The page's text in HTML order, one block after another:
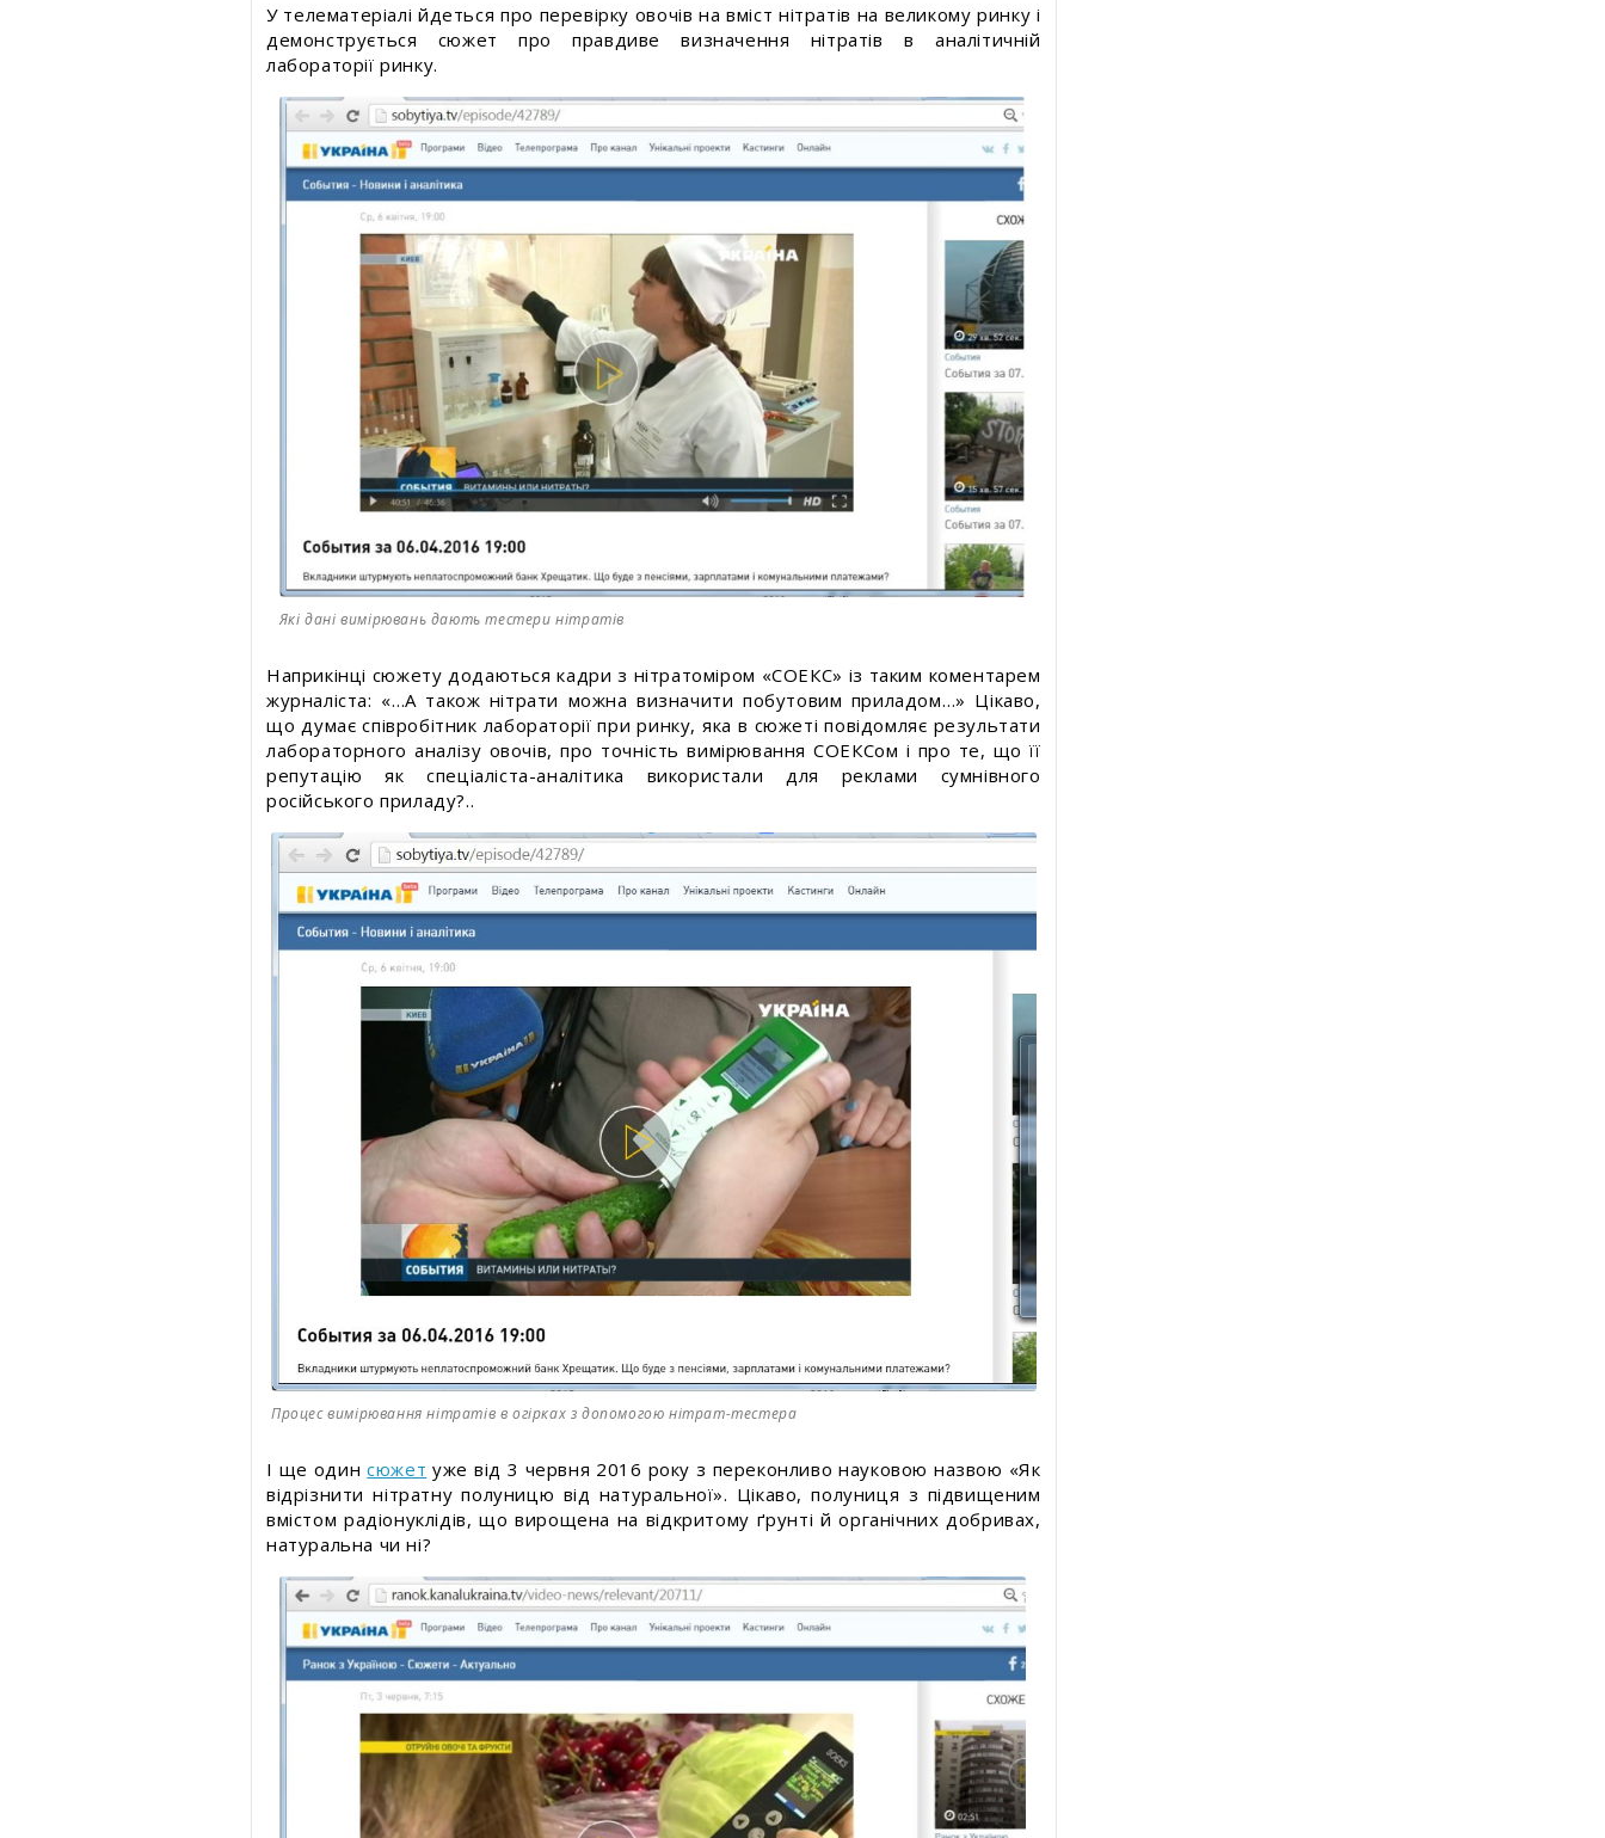
У телематеріалі йдеться про перевірку овочів на вміст нітратів на великому ринку і
демонструється сюжет про правдиве визначення нітратів в аналітичній
лабораторії ринку.
Які дані вимірювань дають тестери нітратів
Наприкінці сюжету додаються кадри з нітратоміром «СОЕКС» із таким коментарем
журналіста: «…А також нітрати можна визначити побутовим приладом…» Цікаво,
що думає співробітник лабораторії при ринку, яка в сюжеті повідомляє результати
лабораторного аналізу овочів, про точність вимірювання СОЕКСом і про те, що її
репутацію як спеціаліста-аналітика використали для реклами сумнівного
російського приладу?..
Процес вимірювання нітратів в огірках з допомогою нітрат-тестера
І ще одинсюжет уже від 3 червня 2016 року з переконливо науковою назвою «Як
відрізнити нітратну полуницю від натуральної». Цікаво, полуниця з підвищеним
вмістом радіонуклідів, що вирощена на відкритому ґрунті й органічних добривах,
натуральна чи ні?